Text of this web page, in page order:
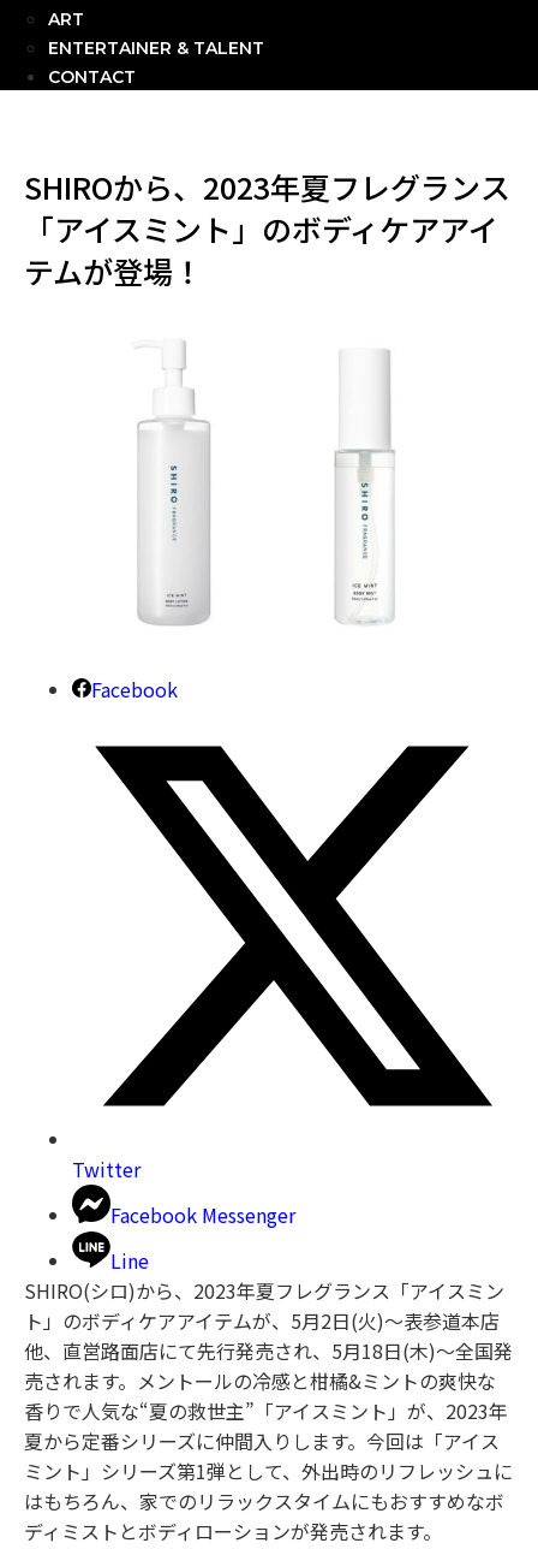
ART
ENTERTAINER & TALENT
CONTACT
SHIROから、2023年夏フレグランス
「アイスミント」のボディケアアイ
テムが登場！
Facebook
Twitter
Facebook Messenger
Line
SHIRO(シロ)から、2023年夏フレグランス「アイスミン
ト」のボディケアアイテムが、5月2日(火)〜表参道本店
他、直営路面店にて先行発売され、5月18日(木)〜全国発
売されます。メントールの冷感と柑橘&ミントの爽快な
香りで人気な“夏の救世主”「アイスミント」が、2023年
夏から定番シリーズに仲間入りします。今回は「アイス
ミント」シリーズ第1弾として、外出時のリフレッシュに
はもちろん、家でのリラックスタイムにもおすすめなボ
ディミストとボディローションが発売されます。